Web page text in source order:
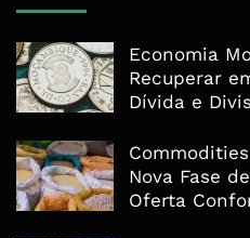
Economia
Recuperar
Dívida e
Nova Fase
Oferta